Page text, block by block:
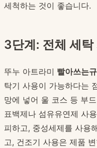
세척하는 것이 좋습니다.
3단계: 전체 세탁
뚜누 아트라미 빨아쓰는
탁기 사용이 가능하다는
망에 넣어 울 코스 등 부
표백제나 섬유유연제 사
피하고, 중성세제를 사용
고, 건조기 사용은 제품